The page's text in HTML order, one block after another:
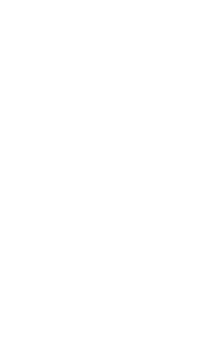
oder einen
die zuständige
in der Handwerksrolle
im neu beantragten
und Arbeitszeugnisse,
oder eines